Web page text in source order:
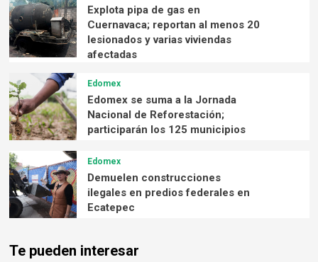
Explota pipa de gas en
Cuernavaca; reportan al menos 20
lesionados y varias viviendas
afectadas
Edomex
Edomex se suma a la Jornada
Nacional de Reforestación;
participarán los 125 municipios
Edomex
Demuelen construcciones
ilegales en predios federales en
Ecatepec
Te pueden interesar